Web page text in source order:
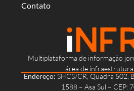
Multiplataforma de informação
área de
Endereço: SHCS/CR, Quadra 502,
1588 – Asa Sul – CEP:
Contato